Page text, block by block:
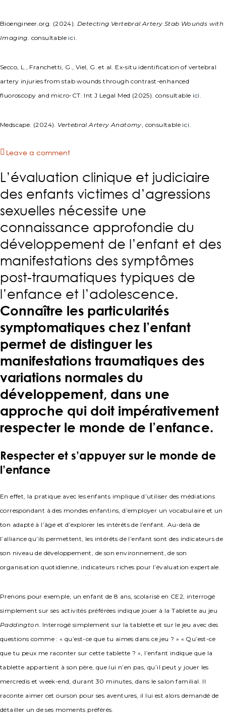
Bioengineer.org. (2024). Detecting Vertebral Artery Stab Wounds with
Imaging. consultable ici.
Secco, L., Franchetti, G., Viel, G. et al. Ex-situ identification of vertebral
artery injuries from stab wounds through contrast-enhanced
fluoroscopy and micro-CT. Int J Legal Med (2025). consultable ici.
Medscape. (2024). Vertebral Artery Anatomy, consultable ici.
Leave a comment
L’évaluation clinique et judiciaire
des enfants victimes d’agressions
sexuelles nécessite une
connaissance approfondie du
développement de l’enfant et des
manifestations des symptômes
post-traumatiques typiques de
l’enfance et l’adolescence.
Connaître les particularités
symptomatiques chez l’enfant
permet de distinguer les
manifestations traumatiques des
variations normales du
développement, dans une
approche qui doit impérativement
respecter le monde de l’enfance.
Respecter et s’appuyer sur le monde de
l’enfance
En effet, la pratique avec les enfants implique d’utiliser des médiations
correspondant à des mondes enfantins, d’employer un vocabulaire et un
ton adapté à l’âge et d’explorer les intérêts de l’enfant. Au-delà de
l’alliance qu’ils permettent, les intérêts de l’enfant sont des indicateurs de
son niveau de développement, de son environnement, de son
organisation quotidienne, indicateurs riches pour l’évaluation expertale.
Prenons pour exemple, un enfant de 8 ans, scolarisé en CE2, interrogé
simplement sur ses activités préférées indique jouer à la Tablette au jeu
Paddington. Interrogé simplement sur la tablette et sur le jeu avec des
questions comme : « qu’est-ce que tu aimes dans ce jeu ? » « Qu’est-ce
que tu peux me raconter sur cette tablette ? », l’enfant indique que la
tablette appartient à son père, que lui n’en pas, qu’il peut y jouer les
mercredis et week-end, durant 30 minutes, dans le salon familial. Il
raconte aimer cet ourson pour ses aventures, il lui est alors demandé de
détailler un de ses moments préférés.